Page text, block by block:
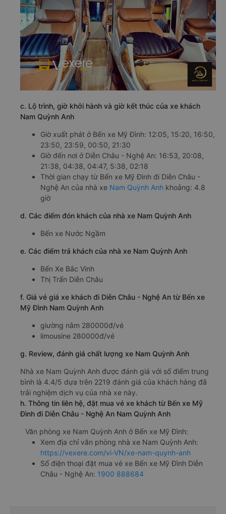
c. Lộ trình, giờ khởi hành và giờ kết thúc của xe khách
Nam Quỳnh Anh
Giờ xuất phát ở Bến xe Mỹ Đình: 12:05, 15:20, 16:50,
23:50, 23:59, 00:50, 21:30
Giờ đến nơi ở Diễn Châu - Nghệ An: 16:53, 20:08,
21:38, 04:38, 04:47, 5:38, 02:18
Thời gian chạy từ Bến xe Mỹ Đình đi Diễn Châu -
Nghệ An của nhà xe Nam Quỳnh Anh khoảng: 4.8
giờ
d. Các điểm đón khách của nhà xe Nam Quỳnh Anh
Bến xe Nước Ngầm
e. Các điểm trả khách của nhà xe Nam Quỳnh Anh
Bến Xe Bắc Vinh
Thị Trấn Diễn Châu
f. Giá vé giá xe khách đi Diễn Châu - Nghệ An từ Bến xe
Mỹ Đình Nam Quỳnh Anh
giường nằm 280000đ/vé
limousine 280000đ/vé
g. Review, đánh giá chất lượng xe Nam Quỳnh Anh
Nhà xe Nam Quỳnh Anh được đánh giá với số điểm trung
bình là 4.4/5 dựa trên 2219 đánh giá của khách hàng đã
trải nghiệm dịch vụ của nhà xe này.
h. Thông tin liên hệ, đặt mua vé xe khách từ Bến xe Mỹ
Đình đi Diễn Châu - Nghệ An Nam Quỳnh Anh
Văn phòng xe Nam Quỳnh Anh ở Bến xe Mỹ Đình:
Xem địa chỉ văn phòng nhà xe Nam Quỳnh Anh:
https://vexere.com/vi-VN/xe-nam-quynh-anh
Số điện thoại đặt mua vé xe Bến xe Mỹ Đình Diễn
Châu - Nghệ An: 1900 888684